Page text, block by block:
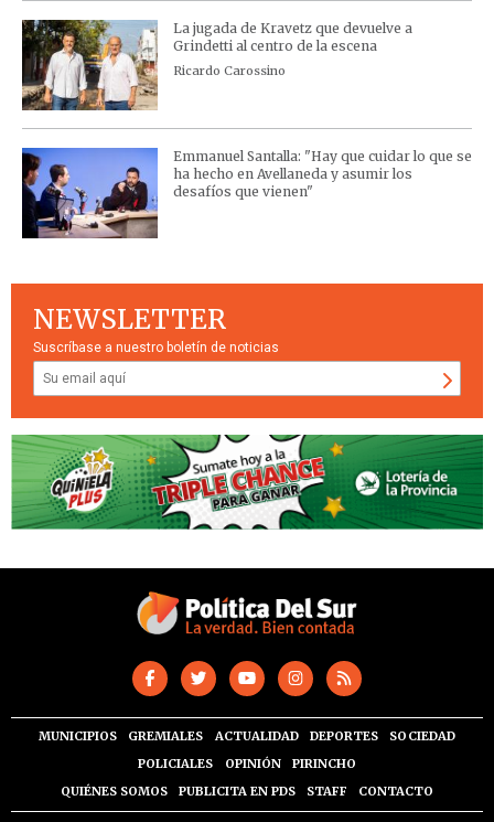
La jugada de Kravetz que devuelve a
Grindetti al centro de la escena
Ricardo Carossino
Emmanuel Santalla: "Hay que cuidar lo que se
ha hecho en Avellaneda y asumir los
desafíos que vienen"
NEWSLETTER
Suscríbase a nuestro boletín de noticias
MUNICIPIOS GREMIALES ACTUALIDAD DEPORTES
SOCIEDAD
POLICIALES
OPINIÓN
PIRINCHO
QUIÉNES SOMOS
PUBLICITA EN PDS STAFF CONTACTO